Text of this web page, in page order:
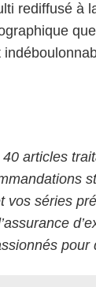
rediffusé à
articles
vos séries
pour